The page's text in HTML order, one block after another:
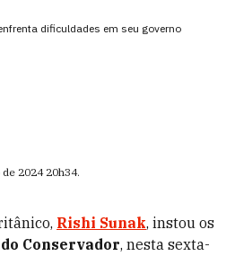
dificuldades em seu governo
2024 20h34.
Rishi Sunak, instou os
Conservador, nesta sexta-